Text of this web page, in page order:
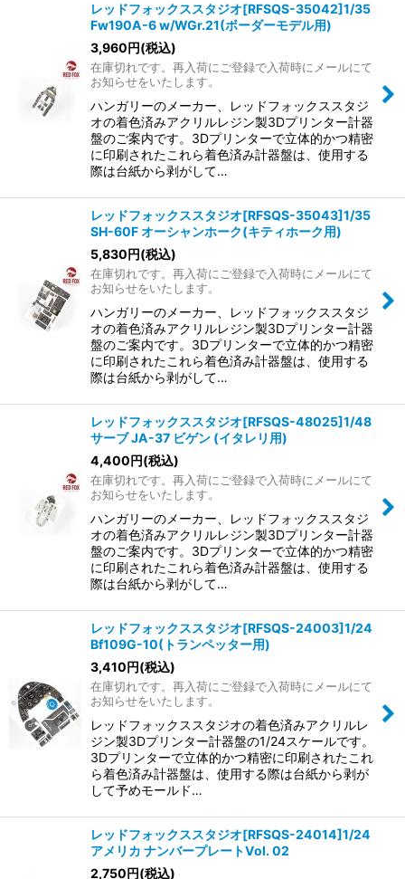
レッドフォックススタジオ[RFSQS-35042]1/35
Fw190A-6 w/WGr.21(ボーダーモデル用)
3,960円(税込)
在庫切れです。再入荷にご登録で入荷時にメールにて
お知らせをいたします。
ハンガリーのメーカー、レッドフォックススタジ
オの着色済みアクリルレジン製3Dプリンター計器
盤のご案内です。3Dプリンターで立体的かつ精密
に印刷されたこれら着色済み計器盤は、使用する
際は台紙から剥がして…
レッドフォックススタジオ[RFSQS-35043]1/35
SH-60F オーシャンホーク(キティホーク用)
5,830円(税込)
在庫切れです。再入荷にご登録で入荷時にメールにて
お知らせをいたします。
ハンガリーのメーカー、レッドフォックススタジ
オの着色済みアクリルレジン製3Dプリンター計器
盤のご案内です。3Dプリンターで立体的かつ精密
に印刷されたこれら着色済み計器盤は、使用する
際は台紙から剥がして…
レッドフォックススタジオ[RFSQS-48025]1/48
サーブ JA-37 ビゲン (イタレリ用)
4,400円(税込)
在庫切れです。再入荷にご登録で入荷時にメールにて
お知らせをいたします。
ハンガリーのメーカー、レッドフォックススタジ
オの着色済みアクリルレジン製3Dプリンター計器
盤のご案内です。3Dプリンターで立体的かつ精密
に印刷されたこれら着色済み計器盤は、使用する
際は台紙から剥がして…
レッドフォックススタジオ[RFSQS-24003]1/24
Bf109G-10(トランペッター用)
3,410円(税込)
在庫切れです。再入荷にご登録で入荷時にメールにて
お知らせをいたします。
レッドフォックススタジオの着色済みアクリルレ
ジン製3Dプリンター計器盤の1/24スケールです。
3Dプリンターで立体的かつ精密に印刷されたこれ
ら着色済み計器盤は、使用する際は台紙から剥が
して予めモールド…
レッドフォックススタジオ[RFSQS-24014]1/24
アメリカ ナンバープレートVol. 02
2,750円(税込)